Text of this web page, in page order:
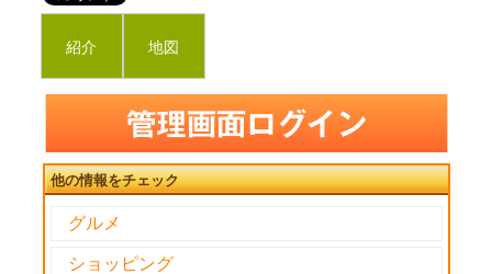
紹介 地図
他の情報をチェック
グルメ
ショッピング